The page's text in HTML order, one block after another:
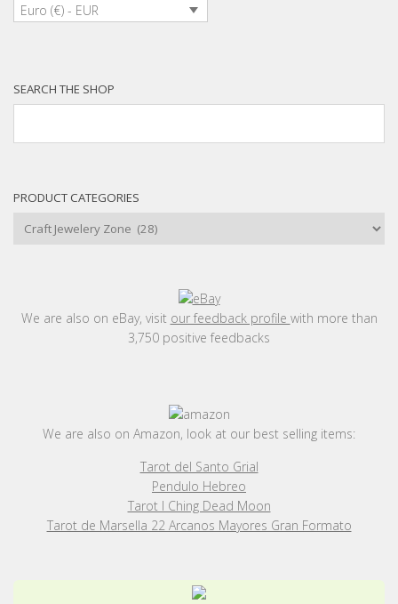
Euro (€) - EUR
SEARCH THE SHOP
PRODUCT CATEGORIES
We are also on eBay, visit our feedback profile with more than
3,750 positive feedbacks
We are also on Amazon, look at our best selling items:
Tarot del Santo Grial
Pendulo Hebreo
Tarot I Ching Dead Moon
Tarot de Marsella 22 Arcanos Mayores Gran Formato